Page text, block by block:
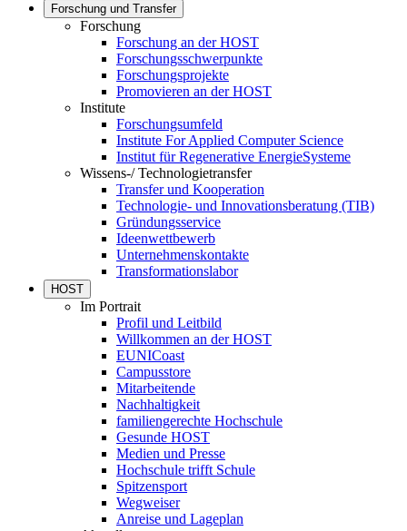
Forschung und Transfer
Forschung
Forschung an der HOST
Forschungsschwerpunkte
Forschungsprojekte
Promovieren an der HOST
Institute
Forschungsumfeld
Institute For Applied Computer Science
Institut für Regenerative EnergieSysteme
Wissens-/ Technologietransfer
Transfer und Kooperation
Technologie- und Innovationsberatung (TIB)
Gründungsservice
Ideenwettbewerb
Unternehmenskontakte
Transformationslabor
HOST
Im Portrait
Profil und Leitbild
Willkommen an der HOST
EUNICoast
Campusstore
Mitarbeitende
Nachhaltigkeit
familiengerechte Hochschule
Gesunde HOST
Medien und Presse
Hochschule trifft Schule
Spitzensport
Wegweiser
Anreise und Lageplan